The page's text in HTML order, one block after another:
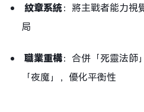
紋章系統：將主戰者能力視
局
職業重構：合併「死靈法師
「夜魔」，優化平衡性